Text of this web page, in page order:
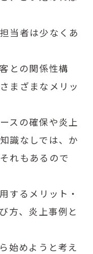
当者は少なくあ
との関係性構
まざまなメリッ
スの確保や炎上
識なしでは、か
れもあるので
するメリット・
方、炎上事例と
始めようと考え